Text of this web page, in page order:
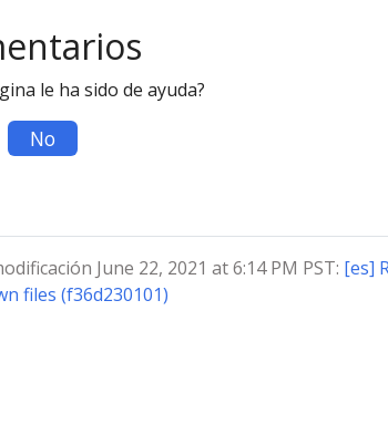
le ha sido de ayuda?
No
June 22, 2021 at 6:14 PM PST: [es]
files (f36d230101)